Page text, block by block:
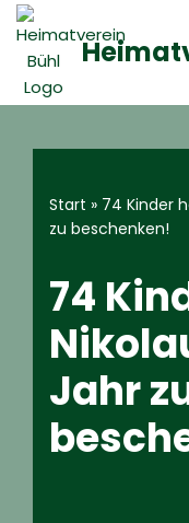
Zum
Inhalt
springen
Start » 74 Kinder
zu beschenken!
74
Jahr